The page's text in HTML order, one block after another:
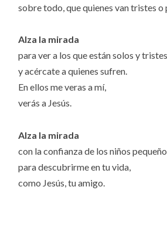
sobre todo, que quienes van tristes o
Alza la mirada
para ver a los que están solos y tristes
y acércate a quienes sufren.
En ellos me veras a mí,
verás a Jesús.
Alza la mirada
con la confianza de los niños
para descubrirme en tu vida,
como Jesús, tu amigo.